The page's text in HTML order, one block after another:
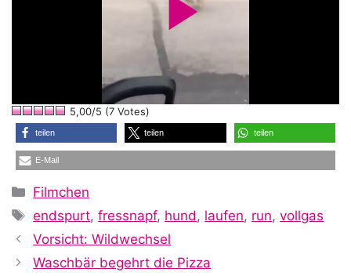
P
l
a
y
V
5,00/5 (7 Votes)
teilen teilen teilen
E-Mail
Kategorien
Filmchen
Schlagwörter
endspurt,fressnapf, hund, laufen, run,vollgas
Vorsicht: Wildwechsel
Waschbär begehrt die Pizza